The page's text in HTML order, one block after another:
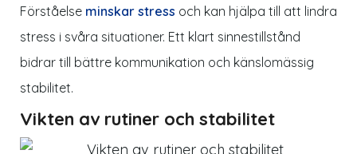
Förståelse minskar stress och kan hjälpa till att lindra
stress i svåra situationer. Ett klart sinnestillstånd
bidrar till bättre kommunikation och känslomässig
stabilitet.
Vikten av rutiner och stabilitet